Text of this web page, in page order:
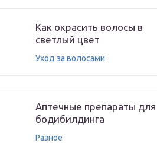
Как окрасить волосы в
светлый цвет
Уход за волосами
Аптечные препараты для
бодибилдинга
Разное